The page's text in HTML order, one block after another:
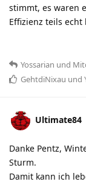
stimmt, es waren
Effizienz teils
Yossarian und
GehtdiNixau und
Ultimate84
Danke Pentz,
Sturm.
Damit kann ich